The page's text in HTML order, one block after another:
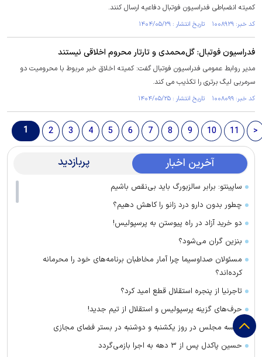
کمیته انضباطی فدراسیون فوتبال دفاعیه ارسال کنند.
کد خبر: ۱۰۰۸۹۲۹ تاریخ انتشار : ۱۴۰۴/۰۵/۲۹
فدراسیون فوتبال: گل‌محمدی و تارتار محروم اخلاقی نیستند
مدیر روابط عمومی فدراسیون فوتبال گفت: کمیته اخلاق خبر مربوط با محرومیت دو
سرمربی لیگ برتری را تکذیب می کند.
کد خبر: ۱۰۰۸۰۹۹ تاریخ انتشار : ۱۴۰۴/۰۵/۲۵
1 2 3 4 5 6 7 8 9 10 11 >
آخرین اخبار پربازدید
ساپینتو: برابر سالزبورگ باید بی‌نقص باشیم
چطور بدون دارو درد زانو را کاهش دهیم؟
دو خرید آزاد در راه پیوستن به پرسپولیس!
بنزین گران می‌شود؟
مسئولان صداوسیما چرا آمار مخاطبان برنامه‌های خود را محرمانه
کرده‌اند؟
تاجرنیا از پنجره استقلال قطع امید کرد؟
حرف‌های گزینه پرسپولیس و استقلال از تیم جدید!
جلسه مجلس در روز یکشنبه و دوشنبه در بستر فضای مجازی
حسین پاکدل پس از ۳ دهه به اجرا بازمی‌گردد